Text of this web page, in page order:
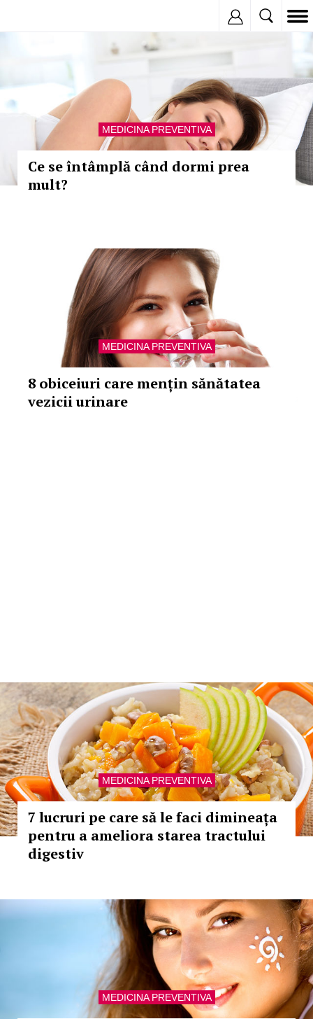
MEDICINA PREVENTIVA
Ce se întâmplă când dormi prea
mult?
MEDICINA PREVENTIVA
8 obiceiuri care mențin sănătatea
vezicii urinare
MEDICINA PREVENTIVA
7 lucruri pe care să le faci dimineața
pentru a ameliora starea tractului
digestiv
MEDICINA PREVENTIVA